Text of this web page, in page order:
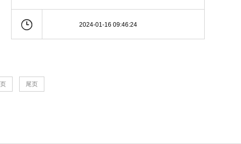
2024-01-16 09:46:24
尾页